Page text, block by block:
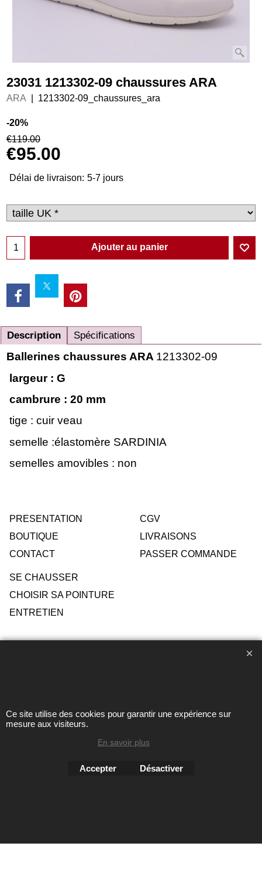
23031 1213302-09 chaussures ARA
ARA 1213302-09_chaussures_ara
-20%
€119.00
€95.00
Délai de livraison: 5-7 jours
Ajouter au panier
Description Spécifications
Ballerines chaussures ARA 1213302-09
largeur : G
cambrure : 20 mm
tige : cuir veau
semelle :élastomère SARDINIA
semelles amovibles : non
PRESENTATION
BOUTIQUE
CONTACT
CGV
LIVRAISONS
PASSER COMMANDE
SE CHAUSSER
CHOISIR SA POINTURE
ENTRETIEN
Boutique en ligne créés
Ce site utilise des cookies pour garantir une expérience sur
mesure aux visiteurs.
En savoir plus
Accepter Désactiver